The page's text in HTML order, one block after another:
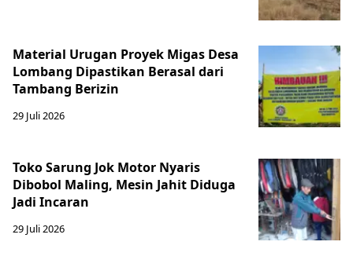
Material Urugan Proyek Migas Desa
Lombang Dipastikan Berasal dari
Tambang Berizin
29 Juli 2026
Toko Sarung Jok Motor Nyaris
Dibobol Maling, Mesin Jahit Diduga
Jadi Incaran
29 Juli 2026